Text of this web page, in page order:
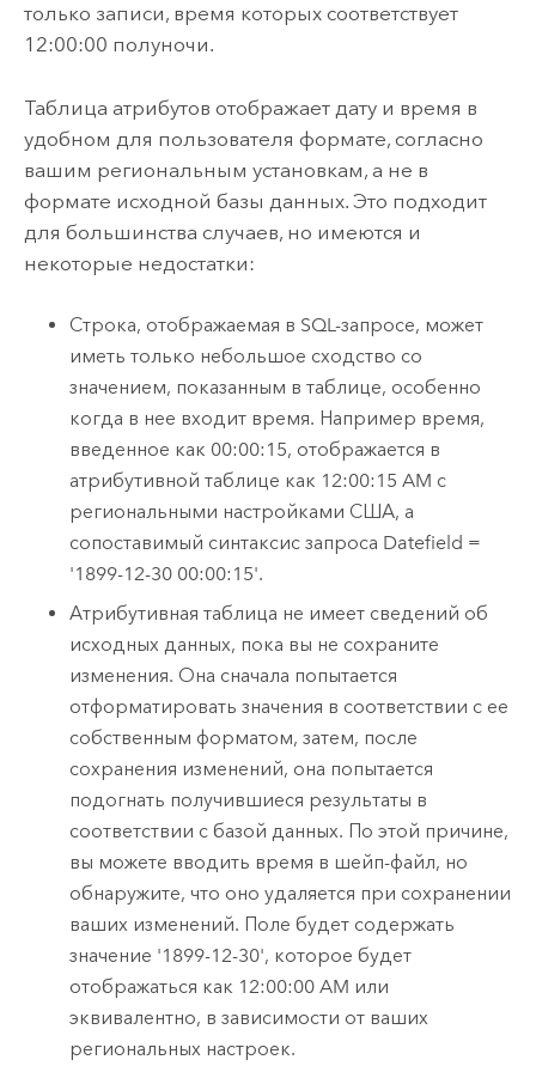
только записи, время которых соответствует
12:00:00 полуночи.
Таблица атрибутов отображает дату и время в
удобном для пользователя формате, согласно
вашим региональным установкам, а не в
формате исходной базы данных. Это подходит
для большинства случаев, но имеются и
некоторые недостатки:
Строка, отображаемая в SQL-запросе, может
иметь только небольшое сходство со
значением, показанным в таблице, особенно
когда в нее входит время. Например время,
введенное как 00:00:15, отображается в
атрибутивной таблице как 12:00:15 AM с
региональными настройками США, а
сопоставимый синтаксис запроса Datefield =
'1899-12-30 00:00:15'.
Атрибутивная таблица не имеет сведений об
исходных данных, пока вы не сохраните
изменения. Она сначала попытается
отформатировать значения в соответствии с ее
собственным форматом, затем, после
сохранения изменений, она попытается
подогнать получившиеся результаты в
соответствии с базой данных. По этой причине,
вы можете вводить время в шейп-файл, но
обнаружите, что оно удаляется при сохранении
ваших изменений. Поле будет содержать
значение '1899-12-30', которое будет
отображаться как 12:00:00 AM или
эквивалентно, в зависимости от ваших
региональных настроек.